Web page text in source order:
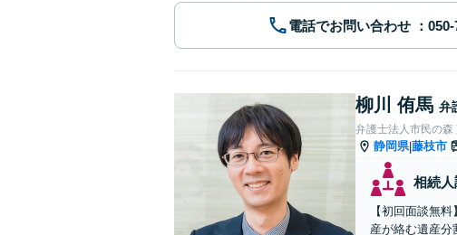
電話でお問い合わせ
柳川 侑馬 弁
弁護士法人市民の
静岡県|藤枝市
相続
【初回面談無
産が絡む遺産